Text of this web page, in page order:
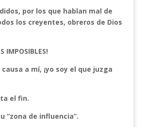
por los que hablan mal de
los creyentes, obreros de Dios
IMPOSIBLES!
a mí, ¡yo soy el que juzga
el fin.
“zona de influencia”.